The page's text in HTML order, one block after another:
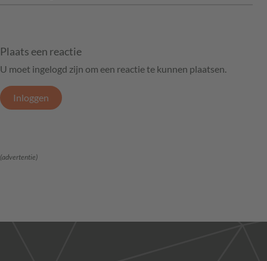
Plaats een reactie
U moet ingelogd zijn om een reactie te kunnen plaatsen.
Inloggen
(advertentie)